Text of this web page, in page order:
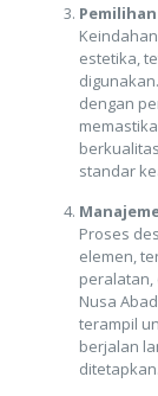
estetika,
dengan
standar
Proses
elemen,
peralatan,
Nusa
terampil
berjalan
ditetapkan.